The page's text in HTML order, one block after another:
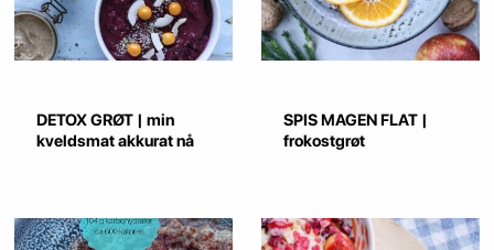
DETOX GRØT | min
kveldsmat akkurat nå
SPIS MAGEN FLAT |
frokostgrøt